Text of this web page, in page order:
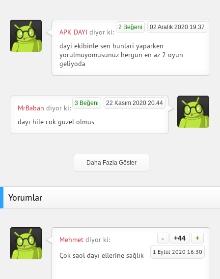
02 Aralık 2020 19.37
2 Beğeni
APK DAYI diyor ki:
dayi ekibinle sen bunlari yaparken
yorulmuyomusunuz hergun en az 2 oyun
geliyoda
22 Kasım 2020 20.44
3 Beğeni
MrBaban diyor ki:
dayı hile cok guzel olmus
Daha Fazla Göster
Yorumlar
- +44 +
Mehmet diyor ki:
1 Eylül 2020 16:30
Çok saol dayı ellerine sağlık